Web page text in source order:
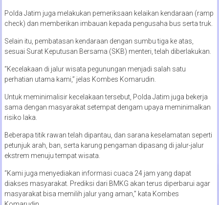
Polda Jatim juga melakukan pemeriksaan kelaikan kendaraan (ramp
check) dan memberikan imbauan kepada pengusaha bus serta truk.
Selain itu, pembatasan kendaraan dengan sumbu tiga ke atas,
sesuai Surat Keputusan Bersama (SKB) menteri, telah diberlakukan.
“Kecelakaan di jalur wisata pegunungan menjadi salah satu
perhatian utama kami,” jelas Kombes Komarudin.
Untuk meminimalisir kecelakaan tersebut, Polda Jatim juga bekerja
sama dengan masyarakat setempat dengam upaya meminimalkan
risiko laka.
Beberapa titik rawan telah dipantau, dan sarana keselamatan seperti
petunjuk arah, ban, serta karung pengaman dipasang di jalur-jalur
ekstrem menuju tempat wisata.
“Kami juga menyediakan informasi cuaca 24 jam yang dapat
diakses masyarakat. Prediksi dari BMKG akan terus diperbarui agar
masyarakat bisa memilih jalur yang aman,” kata Kombes